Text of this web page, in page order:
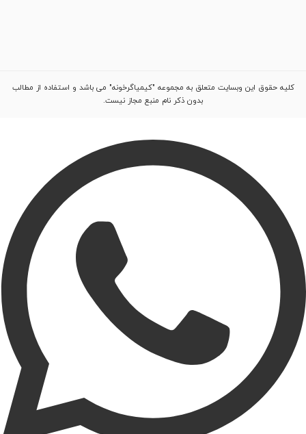
کلیه حقوق این وبسایت متعلق به مجموعه "کیمیاگرخونه" می باشد و استفاده از مطالب
بدون ذکر نام منبع مجاز نیست.